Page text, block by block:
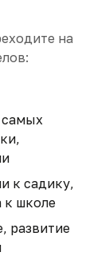
на
самых
к садику,
к школе
развитие